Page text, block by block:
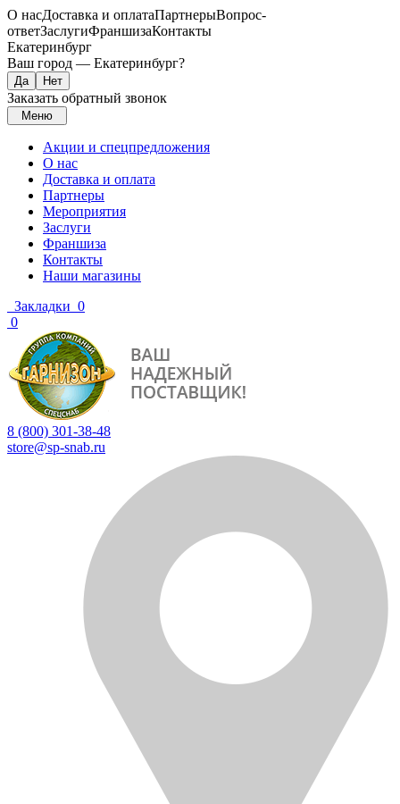
О насДоставка и оплатаПартнерыВопрос-
ответЗаслугиФраншизаКонтакты
Екатеринбург
Ваш город — Екатеринбург?
Заказать обратный звонок
Меню
Акции и спецпредложения
О нас
Доставка и оплата
Партнеры
Мероприятия
Заслуги
Франшиза
Контакты
Наши магазины
Закладки 0
0
8 (800) 301-38-48
store@sp-snab.ru